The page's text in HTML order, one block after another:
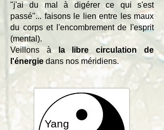
"j'ai du mal à digérer ce qui s'est
passé"... faisons le lien entre les maux
du corps et l'encombrement de l'esprit
(mental).
Veillons
à lalibre circulation de
l'énergie dans nos méridiens.
Yang